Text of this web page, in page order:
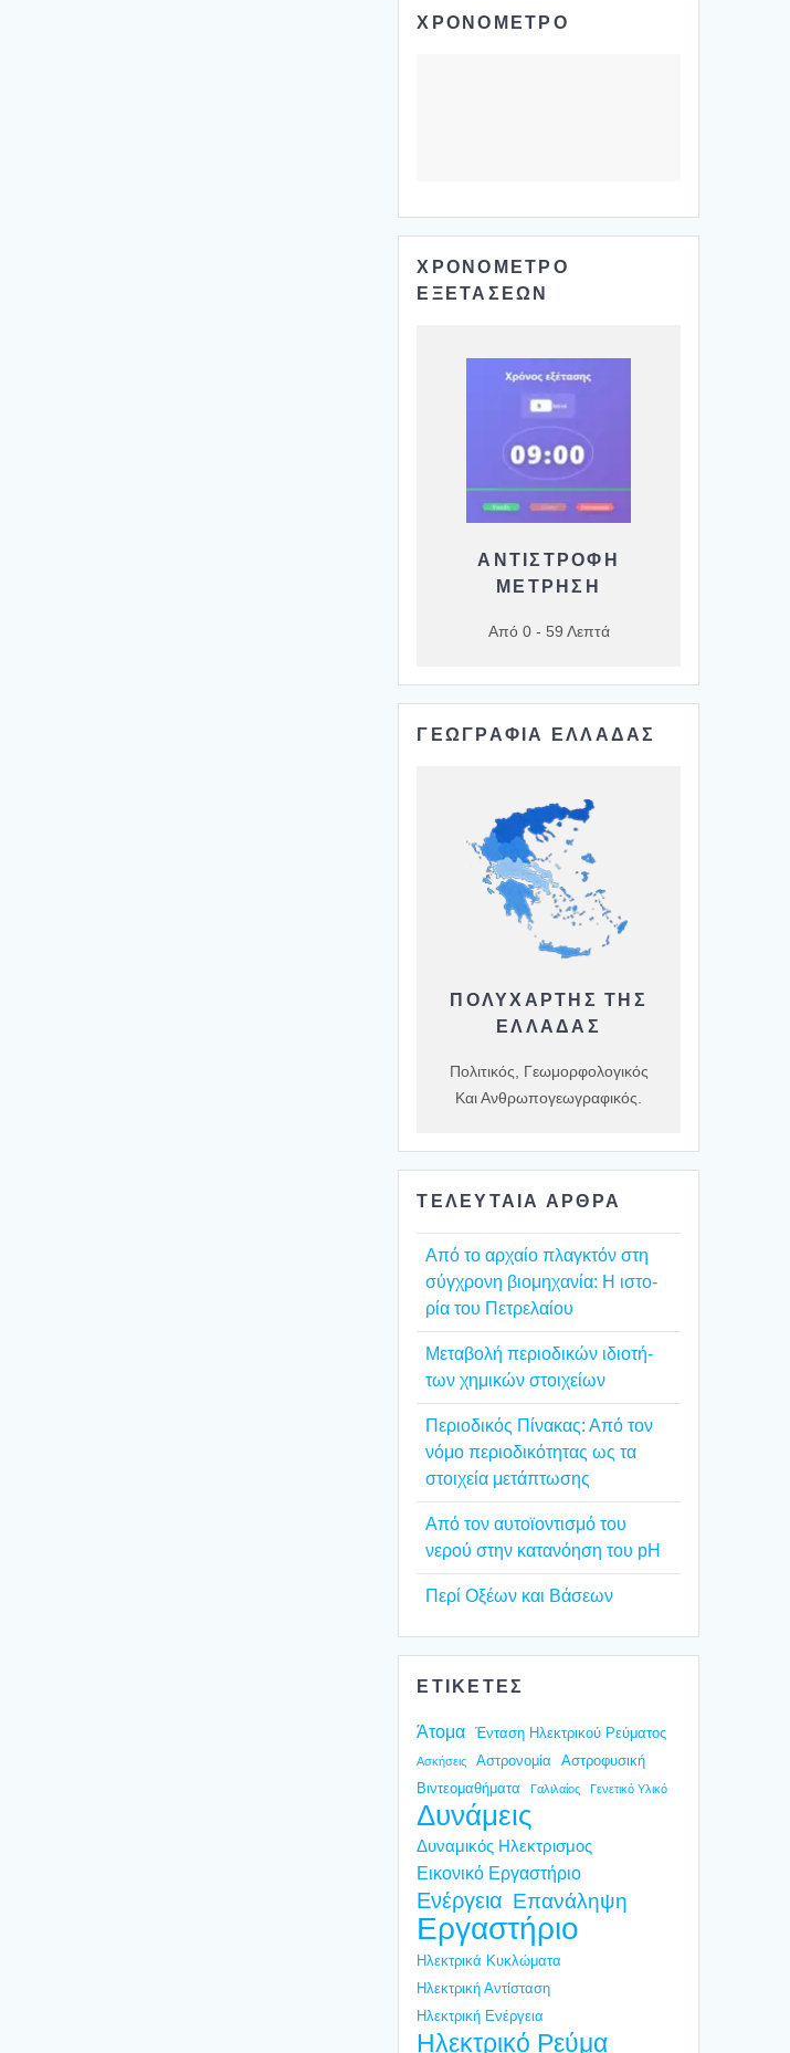
ΧΡΟΝΟΜΕΤΡΟ
ΧΡΟΝΟΜΕΤΡΟ
ΕΞΕΤΑΣΕΩΝ
ΑΝΤΙΣΤΡΟΦΗ
ΜΕΤΡΗΣΗ
Από 0 - 59 Λεπτά
ΓΕΩΓΡΑΦΙΑ ΕΛΛΑΔΑΣ
ΠΟΛΥΧΆΡΤΗΣ ΤΗΣ
ΕΛΛΆΔΑΣ
Πολιτικός, Γεωμορφολογικός
Και Ανθρωπογεωγραφικός.
ΤΕΛΕΥΤΑΙΑ ΑΡΘΡΑ
Από το αρχαίο πλαγ­κτόν στη
σύγ­χρο­νη βιο­μη­χα­νία: Η ιστο­
ρία του Πετρε­λαί­ου
Mετα­βο­λή περιο­δι­κών ιδιο­τή­
των χημι­κών στοι­χεί­ων
Περιο­δι­κός Πίνα­κας: Από τον
νόμο περιο­δι­κό­τη­τας ως τα
στοι­χεία μετά­πτω­σης
Από τον αυτοϊ­ο­ντι­σμό του
νερού στην κατα­νό­η­ση του pH
Περί Οξέ­ων και Βάσε­ων
ΕΤΙΚΕΤΕΣ
Άτομα Ένταση Ηλεκτρικού Ρεύματος
Ασκήσεις Αστρονομία
Αστροφυσική
Βιντεομαθήματα
Γαλιλαίος Γενετικό Υλικό
Δυνάμεις
Δυναμικός Ηλεκτρισμος
Εικονικό Εργαστήριο
Ενέργεια Επανάληψη
Εργαστήριο
Ηλεκτρικά Κυκλώματα
Ηλεκτρική Αντίσταση
Ηλεκτρική Ενέργεια
Ηλεκτρικό Ρεύμα